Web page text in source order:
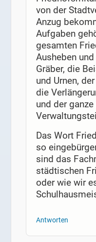
von der
Anzug
Aufgaben
gesamten
Ausheben
Gräber, die
und Urnen,
die
und der
Das Wort
so
sind das
städtischen
oder wie wir
Antworten